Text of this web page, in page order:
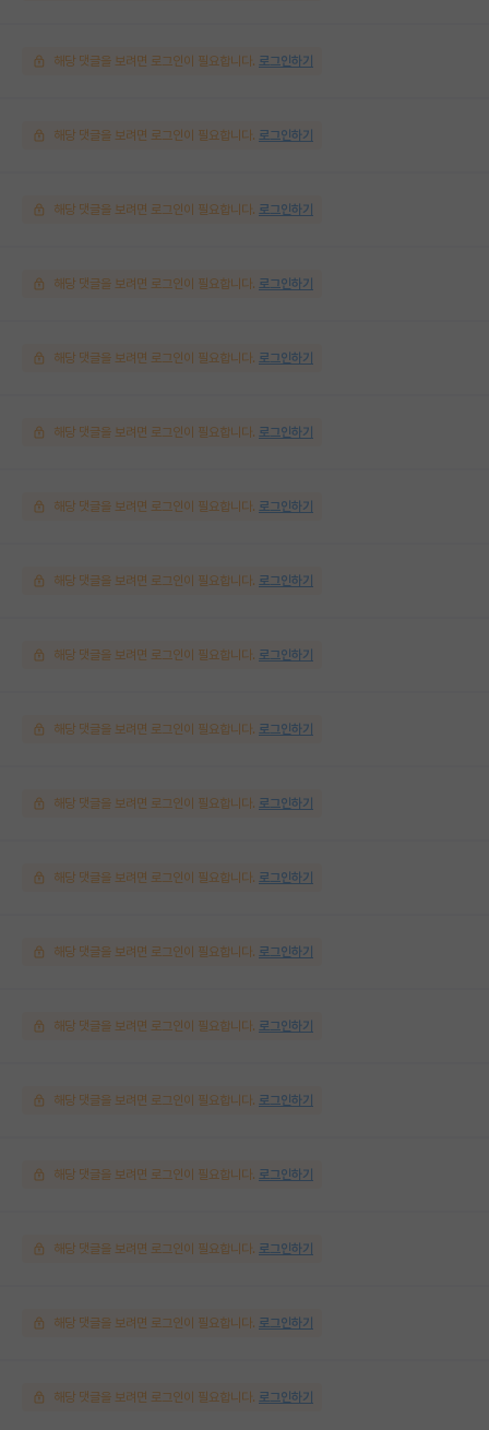
해당 댓글을 보려면 로그인이 필요합니다. 로그인하기
해당 댓글을 보려면 로그인이 필요합니다. 로그인하기
해당 댓글을 보려면 로그인이 필요합니다. 로그인하기
해당 댓글을 보려면 로그인이 필요합니다. 로그인하기
해당 댓글을 보려면 로그인이 필요합니다. 로그인하기
해당 댓글을 보려면 로그인이 필요합니다. 로그인하기
해당 댓글을 보려면 로그인이 필요합니다. 로그인하기
해당 댓글을 보려면 로그인이 필요합니다. 로그인하기
해당 댓글을 보려면 로그인이 필요합니다. 로그인하기
해당 댓글을 보려면 로그인이 필요합니다. 로그인하기
해당 댓글을 보려면 로그인이 필요합니다. 로그인하기
해당 댓글을 보려면 로그인이 필요합니다. 로그인하기
해당 댓글을 보려면 로그인이 필요합니다. 로그인하기
해당 댓글을 보려면 로그인이 필요합니다. 로그인하기
해당 댓글을 보려면 로그인이 필요합니다. 로그인하기
해당 댓글을 보려면 로그인이 필요합니다. 로그인하기
해당 댓글을 보려면 로그인이 필요합니다. 로그인하기
해당 댓글을 보려면 로그인이 필요합니다. 로그인하기
해당 댓글을 보려면 로그인이 필요합니다. 로그인하기